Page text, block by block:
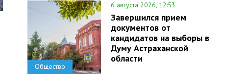
Общество
6 августа 2026, 12:53
Завершился прием
документов от
кандидатов на выборы в
Думу Астраханской
области